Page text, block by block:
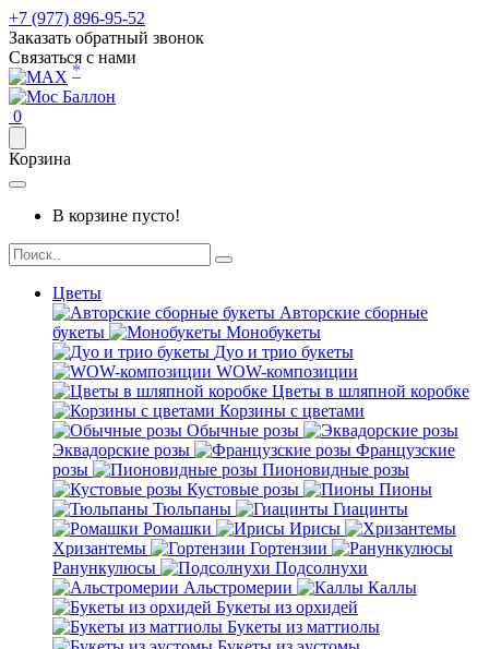
+7 (977) 896-95-52
Заказать обратный звонок
Связаться с нами
*
0
Корзина
В корзине пусто!
Цветы
Авторские сборные
букеты
Монобукеты
Дуо и трио букеты
WOW-композиции
Цветы в шляпной коробке
Корзины с цветами
Обычные розы
Эквадорские розы
Французские
розы
Пионовидные розы
Кустовые розы
Пионы
Тюльпаны
Гиацинты
Ромашки
Ирисы
Хризантемы
Гортензии
Ранункулюсы
Подсолнухи
Альстромерии
Каллы
Букеты из орхидей
Букеты из маттиолы